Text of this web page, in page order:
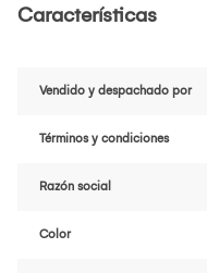
Características
Vendido y despachado por
Términos y condiciones
Razón social
Color